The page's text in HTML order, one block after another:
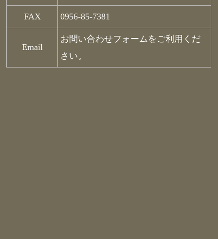
FAX 0956-85-7381
Email
お問い合わせフォームをご利用くだ
さい。